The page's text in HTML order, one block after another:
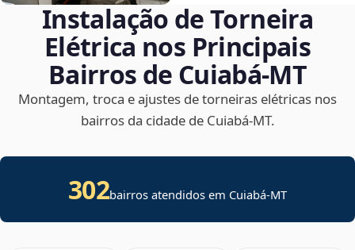
Instalação de Torneira
Elétrica nos Principais
Bairros de Cuiabá‑MT
Montagem, troca e ajustes de torneiras elétricas nos
bairros da cidade de Cuiabá‑MT.
302bairros atendidos em Cuiabá-MT